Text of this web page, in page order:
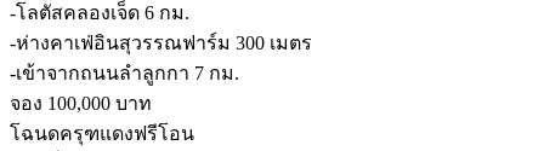
-โลตัสคลองเจ็ด 6 กม.
-ห่างคาเฟ่อินสุวรรณฟาร์ม 300 เมตร
-เข้าจากถนนลำลูกกา 7 กม.
จอง 100,000 บาท
โฉนดครุฑแดงฟรีโอน